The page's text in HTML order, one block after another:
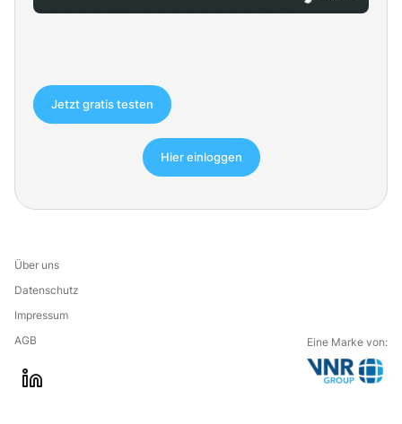
Jetzt gratis testen
Hier einloggen
Über uns
Datenschutz
Impressum
AGB
Eine Marke von: